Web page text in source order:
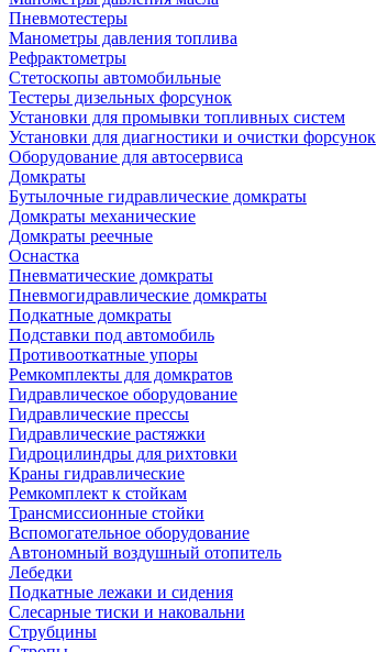
Пневмотестеры
Манометры давления топлива
Рефрактометры
Стетоскопы автомобильные
Тестеры дизельных форсунок
Установки для промывки топливных систем
Установки для диагностики и очистки форсунок
Оборудование для автосервиса
Домкраты
Бутылочные гидравлические домкраты
Домкраты механические
Домкраты реечные
Оснастка
Пневматические домкраты
Пневмогидравлические домкраты
Подкатные домкраты
Подставки под автомобиль
Противооткатные упоры
Ремкомплекты для домкратов
Гидравлическое оборудование
Гидравлические прессы
Гидравлические растяжки
Гидроцилиндры для рихтовки
Краны гидравлические
Ремкомплект к стойкам
Трансмиссионные стойки
Вспомогательное оборудование
Автономный воздушный отопитель
Лебедки
Подкатные лежаки и сидения
Слесарные тиски и наковальни
Струбцины